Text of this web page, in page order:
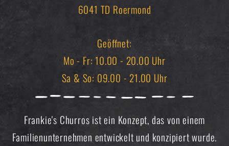
6041 TD Roermond
Geöffnet:
Mo - Fr: 10.00 - 20.00 Uhr
Sa & So: 09.00 - 21.00 Uhr
Frankie's Churros ist ein Konzept, das von einem
Familienunternehmen entwickelt und konzipiert wurde.